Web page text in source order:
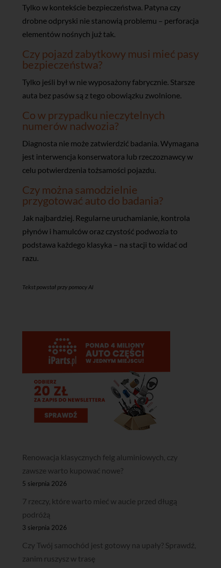
Tylko w kontekście bezpieczeństwa. Patyna czy
drobne odpryski nie stanowią problemu – perforacja
elementów nośnych już tak.
Czy pojazd zabytkowy musi mieć pasy
bezpieczeństwa?
Tylko jeśli był w nie wyposażony fabrycznie. Starsze
auta bez pasów są z tego obowiązku zwolnione.
Co w przypadku nieczytelnych
numerów nadwozia?
Diagnosta nie może zatwierdzić badania. Wymagana
jest interwencja konserwatora lub rzeczoznawcy w
celu potwierdzenia tożsamości pojazdu.
Czy można samodzielnie
przygotować auto do badania?
Jak najbardziej. Regularne uruchamianie, kontrola
płynów i hamulców oraz czystość podwozia to
podstawa każdego klasyka – na stacji to widać od
razu.
Tekst powstał przy pomocy AI
Renowacja klasycznych felg aluminiowych, czy
zawsze warto kupować nowe?
5 sierpnia 2026
7 rzeczy, które warto mieć w aucie przed długą
podróżą
3 sierpnia 2026
Czy Twój samochód jest gotowy na upały? Sprawdź,
zanim ruszysz w trasę